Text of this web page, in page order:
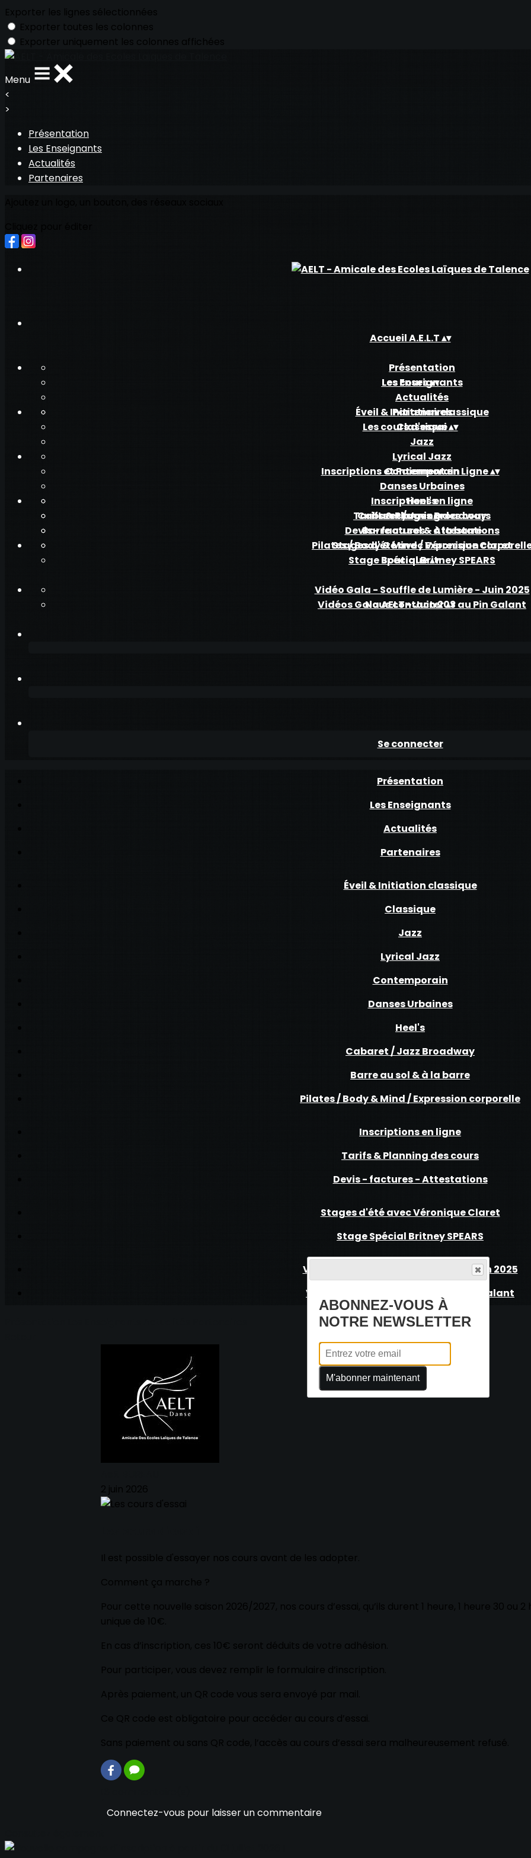
Menu
<
>
Présentation
Les Enseignants
Actualités
Partenaires
Accueil A.E.L.T▴▾
Présentation
Les Enseignants
Actualités
Partenaires
Les cours▴▾
Éveil & Initiation classique
Classique
Jazz
Lyrical Jazz
Contemporain
Danses Urbaines
Heel's
Cabaret / Jazz Broadway
Barre au sol & à la barre
Pilates / Body & Mind / Expression
Les cours d'essai▴▾
Inscriptions et Paiement en Ligne▴▾
Inscriptions en ligne
Tarifs & Planning des cours
Devis - factures - Attestations
Les stages▴▾
Stages d'été avec Véronique Claret
Stage Spécial Britney SPEARS
Boutique▴▾
Vidéo Gala - Souffle de Lumière - Juin 2025
Vidéos Gala AELT - Juin 203 au Pin Galant
Nous contacter▴▾
Se connecter
Présentation
Les Enseignants
Actualités
Partenaires
Éveil & Initiation classique
Classique
Jazz
Lyrical Jazz
Contemporain
Danses Urbaines
Heel's
Cabaret / Jazz Broadway
Barre au sol & à la barre
Pilates / Body & Mind / Expression corporelle
Inscriptions en ligne
Tarifs & Planning des cours
Devis - factures - Attestations
Stages d'été avec Véronique Claret
Stage Spécial Britney SPEARS
Vidéo Gala - Souffle de Lumière - Juin 2025
Vidéos Gala AELT - Juin 203 au Pin Galant
Connectez-vous pour laisser un commentaire
ABONNEZ-VOUS À
NOTRE NEWSLETTER
M'abonner maintenant